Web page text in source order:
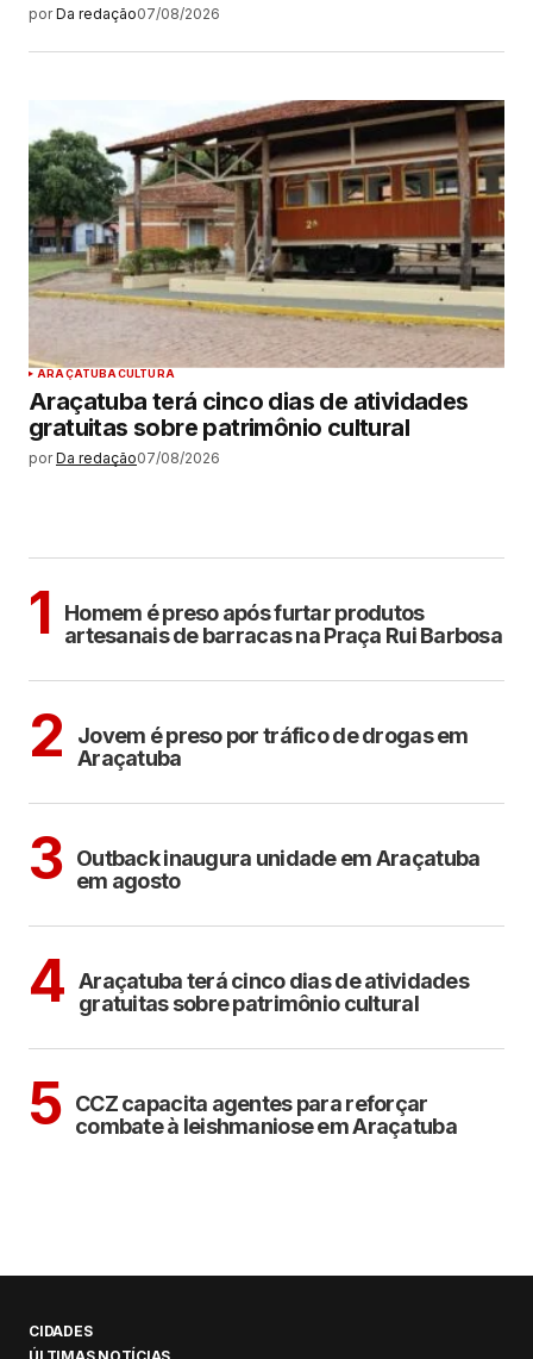
por Da redação07/08/2026
ARAÇATUBACULTURA
Araçatuba terá cinco dias de atividades
gratuitas sobre patrimônio cultural
por Da redação07/08/2026
1
Homem é preso após furtar produtos
artesanais de barracas na Praça Rui Barbosa
2
Jovem é preso por tráfico de drogas em
Araçatuba
3 Outback inaugura unidade em Araçatuba
em agosto
4 Araçatuba terá cinco dias de atividades
gratuitas sobre patrimônio cultural
5 CCZ capacita agentes para reforçar
combate à leishmaniose em Araçatuba
CIDADES